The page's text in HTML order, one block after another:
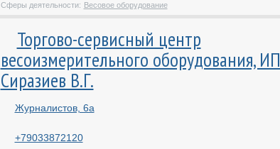
Сферы деятельности: Весовое оборудование
Торгово-сервисный центр
весоизмерительного оборудования, ИП
Сиразиев В.Г.
Журналистов, 6а
+79033872120